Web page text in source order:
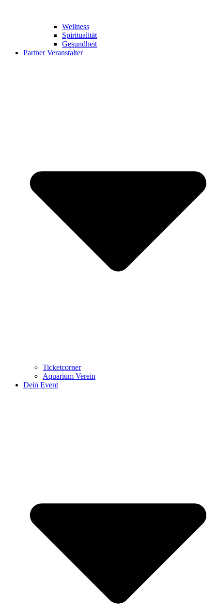
Wellness
Spiritualität
Gesundheit
Partner Veranstalter
Ticketcorner
Aquarium Verein
Dein Event